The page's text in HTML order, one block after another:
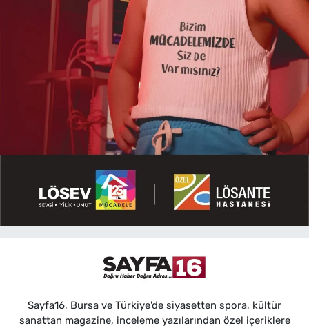
Sayfa16, Bursa ve Türkiye'de siyasetten spora, kültür
sanattan magazine, inceleme yazılarından özel içeriklere